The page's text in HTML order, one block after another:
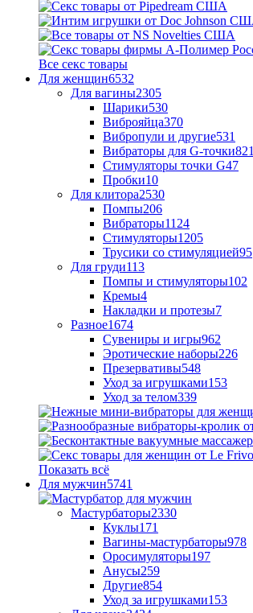
Все секс товары
Для женщин6532
Для вагины2305
Шарики530
Виброяйца370
Вибропули и другие531
Вибраторы для G-точки821
Стимуляторы точки G47
Пробки10
Для клитора2530
Помпы206
Вибраторы1124
Стимуляторы1205
Трусики со стимуляцией95
Для груди113
Помпы и стимуляторы102
Кремы4
Накладки и протезы7
Разное1674
Сувениры и игры962
Эротические наборы226
Презервативы548
Уход за игрушками153
Уход за телом339
Показать всё
Для мужчин5741
Мастурбаторы2330
Куклы171
Вагины-мастурбаторы978
Оросимуляторы197
Анусы259
Другие854
Уход за игрушками153